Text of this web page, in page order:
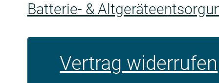
Batterie- &
Vertrag widerrufen